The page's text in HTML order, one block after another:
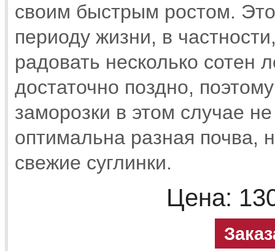
своим быстрым ростом. Это
периоду жизни, в
радовать несколько сотен
достаточно поздно,
заморозки в этом случае
оптимальна разная почва,
свежие суглинки.
Цена: